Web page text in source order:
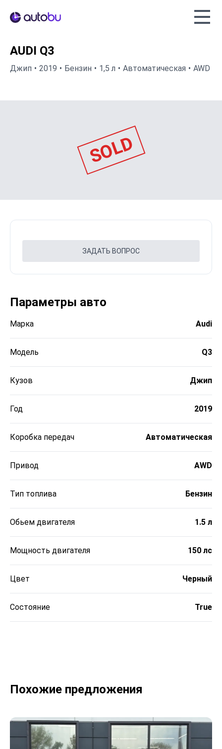
Autobu.eu
AUDI Q3
Джип 2019 Бензин 1,5 л Автоматическая AWD
SOLD
ЗАДАТЬ ВОПРОС
Параметры авто
Марка Audi
Модель Q3
Кузов Джип
Год 2019
Коробка передач Автоматическая
Привод AWD
Тип топлива Бензин
Обьем двигателя 1.5 л
Мощность двигателя 150 лс
Цвет Черный
Состояние True
Похожие предложения